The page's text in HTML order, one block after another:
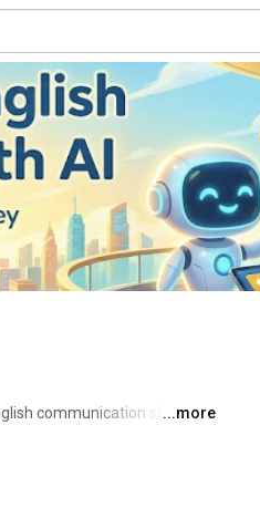
communication skills for
...more